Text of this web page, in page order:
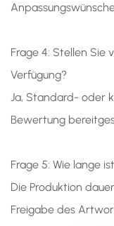
Frage 4: Stellen Sie
Verfügung?
Ja, Standard- oder
Bewertung
Frage 5: Wie lange
Die Produktion
Freigabe des